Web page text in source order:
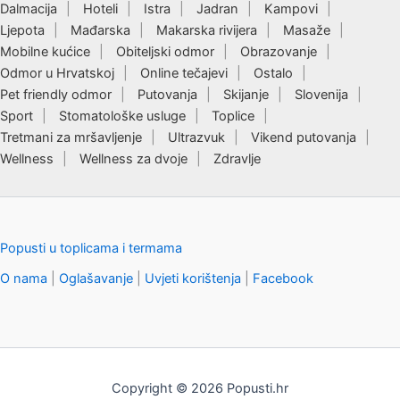
Dalmacija
Hoteli Istra Jadran
Kampovi
Ljepota
Mađarska Makarska rivijera
Masaže
Mobilne kućice
Obiteljski odmor
Obrazovanje
Odmor u Hrvatskoj
Online tečajevi
Ostalo
Pet friendly odmor
Putovanja Skijanje
Slovenija
Sport
Stomatološke usluge
Toplice
Tretmani za mršavljenje
Ultrazvuk
Vikend putovanja
Wellness
Wellness za dvoje Zdravlje
Popusti u toplicama i termama
O nama
Oglašavanje Uvjeti korištenja Facebook
Copyright © 2026 Popusti.hr